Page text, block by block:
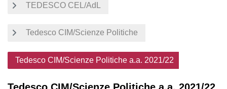
TEDESCO CEL/AdL
Tedesco CIM/Scienze Politiche
Tedesco CIM/Scienze Politiche a.a. 2021/22